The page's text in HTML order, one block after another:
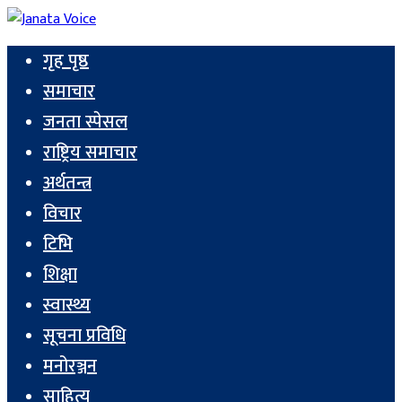
गृह पृष्ठ
समाचार
जनता स्पेसल
राष्ट्रिय समाचार
अर्थतन्त्र
विचार
टिभि
शिक्षा
स्वास्थ्य
सूचना प्रविधि
मनोरञ्जन